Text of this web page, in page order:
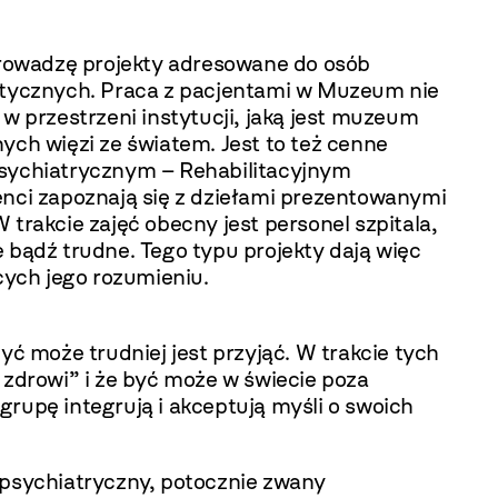
projekty adresowane do osób
Praca z pacjentami w Muzeum nie
przestrzeni instytucji, jaką jest muzeum
więzi ze światem. Jest to też cenne
– Rehabilitacyjnym
zapoznają się z dziełami prezentowanymi
trakcie zajęć obecny jest personel szpitala,
trudne. Tego typu projekty dają więc
jego rozumieniu.
może trudniej jest przyjąć. W trakcie tych
i że być może w świecie poza
­integrują i akceptują myśli o swoich
potocznie zwany